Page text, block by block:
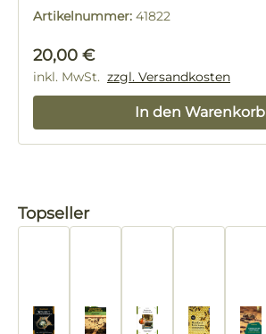
Artikelnummer: 41822
Regulärer Preis:
20,00 €
inkl. MwSt. zzgl. Versandkosten
In den Warenkorb
Produktgalerie überspringen
Topseller